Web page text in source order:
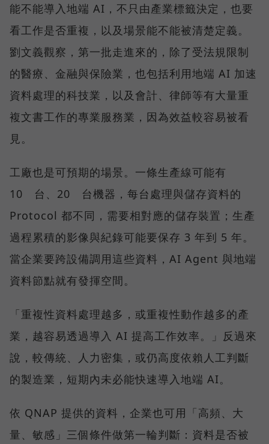
能不能導入地端 AI，不只由產業標籤決定，也要
看工作是否重複，以及場景能不能被清楚定義。
劉文義觀察，第一批走進來的，除了受法規限制
的醫療、金融與保險業，也包括利用地端 AI 加速
資料處理的科技業，以及會計、律師等有大量重
複文書工作的專業服務業，因為效益較容易被看
見。
工廠也是可預期的場景。一條生產線可能有
10 台、20 台機器，每台處理與儲存資料的
Protocol 都不同，需要相對應的儲存裝置；生產
過程累積的影像與紀錄可能要保存 3 年到 5 年。
當企業要跨設備調用這些資料，AI Agent 與地端
資料節點就有發揮空間。
「重複性資料處理越多，或重複性動作越多的產
業，越容易透過導入 AI 提高工作效率。」反過來
說，較傳統、人力密集，或仍高度依賴人工判斷
的製造業，短期內未必能快速導入地端 AI。
依 QNAP 提供的資料，企業也可用「高頻、大
量、敏感」三個條件做第一輪判斷：資料是否被